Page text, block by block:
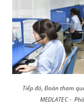
Tiếp đó, Đoàn tham
MEDLATEC -